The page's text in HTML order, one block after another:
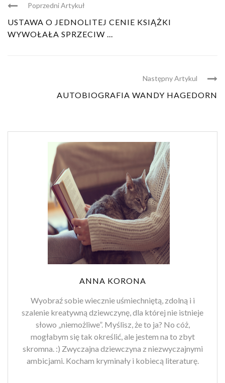
Poprzedni Artykuł
USTAWA O JEDNOLITEJ CENIE KSIĄŻKI
WYWOŁAŁA SPRZECIW ...
Następny Artykul
AUTOBIOGRAFIA WANDY HAGEDORN
ANNA KORONA
Wyobraź sobie wiecznie uśmiechniętą, zdolną i i
szalenie kreatywną dziewczynę, dla której nie istnieje
słowo „niemożliwe”. Myślisz, że to ja? No cóż,
mogłabym się tak określić, ale jestem na to zbyt
skromna. :) Zwyczajna dziewczyna z niezwyczajnymi
ambicjami. Kocham kryminały i kobiecą literaturę.